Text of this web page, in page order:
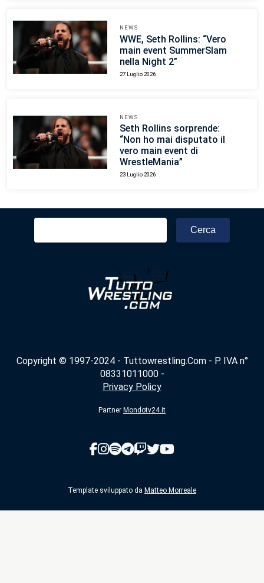
NEWS
WWE, Seth Rollins: “Vero
main event SummerSlam
nella Night 2”
27 Luglio 2026
NEWS
Seth Rollins sorprende:
“Non ho mai disputato il
vero main event di
WrestleMania”
23 Luglio 2026
Copyright © 1997-2024 - Tuttowrestling.Com - P. IVA n°
08331011000 -
Privacy Policy
Partner Mondotv24.it
Template sviluppato da Matteo Morreale